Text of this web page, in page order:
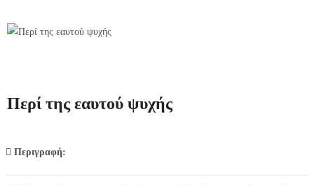
Περί της εαυτού ψυχής
Περιγραφή: